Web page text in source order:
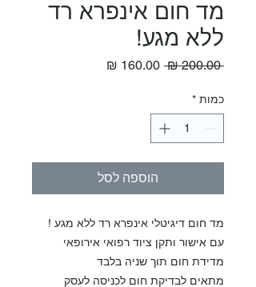
מד חום אינפרא רד
ללא מגע!
‏200.00 ‏₪
מחיר
כמות *
הוספה לסל
מד חום דיגיטלי אינפרא רד ללא מגע !
עם אישור ותקן ציוד רפואי אירופאי
מדידת חום תוך שניה בלבד
מתאים לבדיקת חום לכניסה לעסק